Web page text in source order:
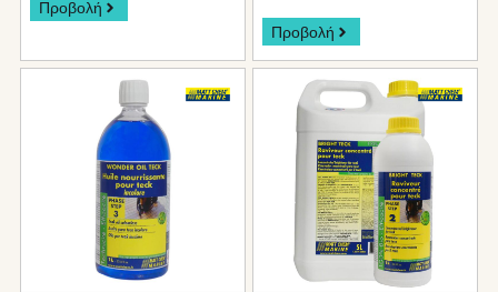
Προβολή
Προβολή